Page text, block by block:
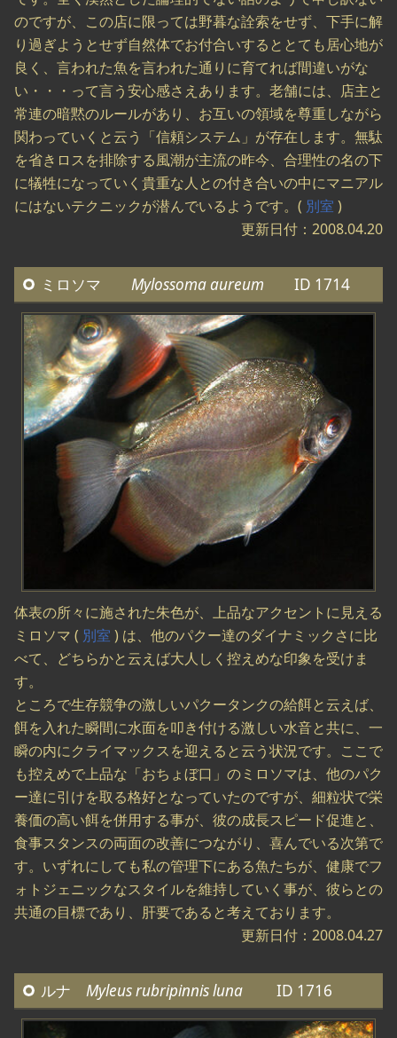
のですが、この店に限っては野暮な詮索をせず、下手に解
り過ぎようとせず自然体でお付合いするととても居心地が
良く、言われた魚を言われた通りに育てれば間違いがな
い・・・って言う安心感さえあります。老舗には、店主と
常連の暗黙のルールがあり、お互いの領域を尊重しながら
関わっていくと云う「信頼システム」が存在します。無駄
を省きロスを排除する風潮が主流の昨今、合理性の名の下
に犠牲になっていく貴重な人との付き合いの中にマニアル
にはないテクニックが潜んでいるようです。( 別室 )
更新日付：2008.04.20
ミロソマ Mylossoma aureum ID 1714
体表の所々に施された朱色が、上品なアクセントに見える
ミロソマ ( 別室 ) は、他のパクー達のダイナミックさに比
べて、どちらかと云えば大人しく控えめな印象を受けま
す。
ところで生存競争の激しいパクータンクの給餌と云えば、
餌を入れた瞬間に水面を叩き付ける激しい水音と共に、一
瞬の内にクライマックスを迎えると云う状況です。ここで
も控えめで上品な「おちょぼ口」のミロソマは、他のパク
ー達に引けを取る格好となっていたのですが、細粒状で栄
養価の高い餌を併用する事が、彼の成長スピード促進と、
食事スタンスの両面の改善につながり、喜んでいる次第で
す。いずれにしても私の管理下にある魚たちが、健康でフ
ォトジェニックなスタイルを維持していく事が、彼らとの
共通の目標であり、肝要であると考えております。
更新日付：2008.04.27
ルナ Myleus rubripinnis luna ID 1716